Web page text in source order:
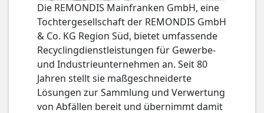
Die REMONDIS Mainfranken GmbH, eine
Tochtergesellschaft der REMONDIS GmbH
& Co. KG Region Süd, bietet umfassende
Recyclingdienstleistungen für Gewerbe-
und Industrieunternehmen an. Seit 80
Jahren stellt sie maßgeschneiderte
Lösungen zur Sammlung und Verwertung
von Abfällen bereit und übernimmt damit